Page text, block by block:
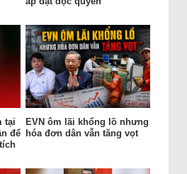
tại
để
EVN ôm lãi khổng lồ nhưng
hóa đơn dân vẫn tăng vọt